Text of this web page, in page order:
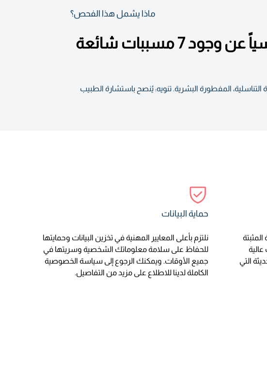
ماذا يشمل هذا الفحص؟
يكشف هذا الاختبار الأساسي للأمراض المنقولة جنسياً عن وجود 7 مسببات شائعة
التناسلية، المفطورة البشرية. تنويه: يُنصح باستشارة الطبيب
التي
حماية البيانات
نلتزم بأعلى المعايير المهنية في تخزين البيانات وحمايتها
للحفاظ على سلامة معلوماتك الشخصية وسريتها في
جميع الأوقات. ويمكنك الرجوع إلى سياسة الخصوصية
الكاملة لدينا للاطلاع على مزيد من التفاصيل.